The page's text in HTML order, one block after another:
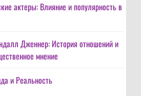
актеры: Влияние и популярность в
Дженнер: История отношений и
мнение
и Реальность